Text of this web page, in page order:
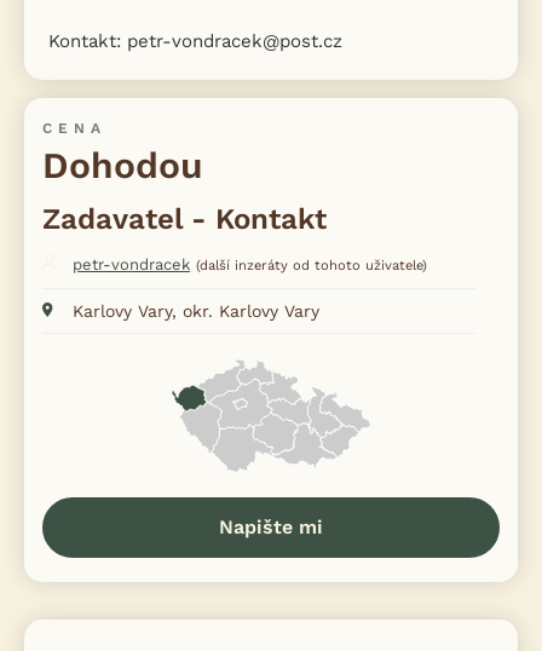
Kontakt: petr-vondracek@post.cz
CENA
Dohodou
Zadavatel - Kontakt
petr-vondracek (další inzeráty od tohoto uživatele)
Karlovy Vary, okr. Karlovy Vary
Napište mi